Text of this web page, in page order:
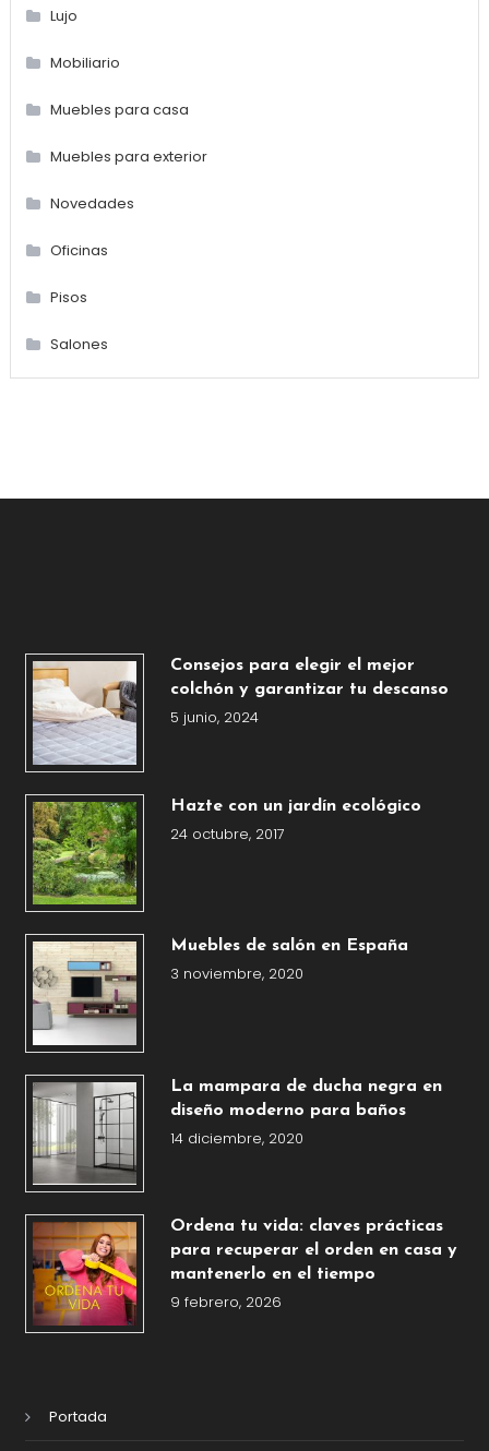
Lujo
Mobiliario
Muebles para casa
Muebles para exterior
Novedades
Oficinas
Pisos
Salones
Consejos para elegir el mejor
colchón y garantizar tu descanso
5 junio, 2024
Hazte con un jardín ecológico
24 octubre, 2017
Muebles de salón en España
3 noviembre, 2020
La mampara de ducha negra en
diseño moderno para baños
14 diciembre, 2020
Ordena tu vida: claves prácticas
para recuperar el orden en casa y
mantenerlo en el tiempo
9 febrero, 2026
Portada